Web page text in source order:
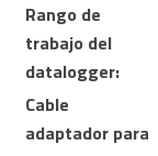
Rango de
trabajo del
datalogger:
Cable
adaptador para